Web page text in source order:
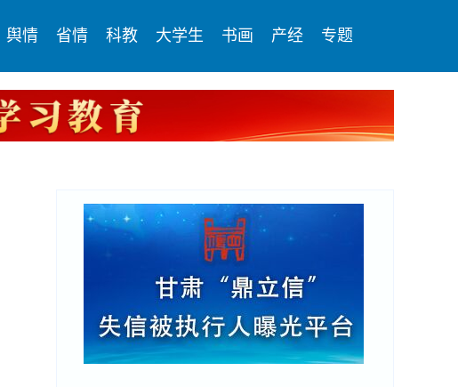
舆情 省情 科教 大学生 书画 产经 专题